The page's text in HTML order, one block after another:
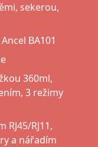
sekerou,
BA101
360ml,
3 režimy
RJ11,
a nářadím